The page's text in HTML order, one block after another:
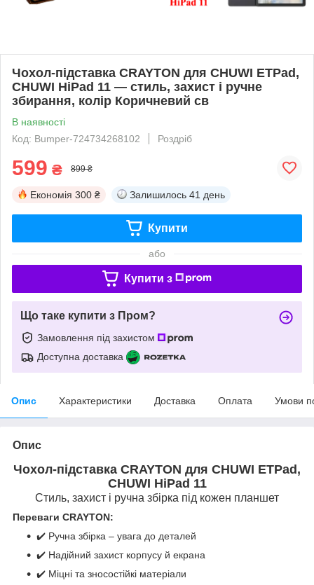
Чохол-підставка CRAYTON для CHUWI ETPad,
CHUWI HiPad 11 — стиль, захист і ручне
збирання, колір Коричневий св
В наявності
Код: Bumper-724734268102
Роздріб
599 ₴ 899 ₴
Економія 300 ₴ Залишилось 41 день
Купити
або
Купити з
Що таке купити з Пром?
Замовлення під захистом
Доступна доставка
Опис Характеристики Доставка Оплата Умови
Опис
Чохол-підставка CRAYTON для CHUWI ETPad,
CHUWI HiPad 11
Стиль, захист і ручна збірка під кожен планшет
Переваги CRAYTON:
✔️ Ручна збірка – увага до деталей
✔️ Надійний захист корпусу й екрана
✔️ Міцні та зносостійкі матеріали